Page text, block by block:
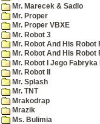
Mr. Marecek & Sadlo
Mr. Proper
Mr. Proper VBXE
Mr. Robot 3
Mr. Robot And His Robot
Mr. Robot And His
Mr. Robot I Jego Fabryka
Mr. Robot II
Mr. Splash
Mr. TNT
Mrakodrap
Mrazik
Ms. Bulimia